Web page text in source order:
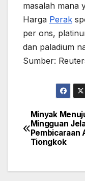
masalah mana
Harga Perak
per ons,
dan paladium
Sumber:
Post
Minyak
Mingguan
Pembicaraan
Tiongkok